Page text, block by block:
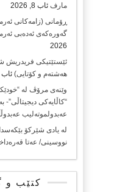
مارف ئاب 8, 2026
ڕۆمانی (زامه‌كانی
گه‌وره‌كه‌ی ئه‌ده‌بی
2026
ئێستێتیکی فریدریش
هەشتەم و کۆتایی) ئاب 6, 2026
وێنەی مرۆڤ لە
“کاڵایەکی
عەبدولموتەلیب
لە یادی شێرکۆ
نووسینی/ عەتا
کتێب و